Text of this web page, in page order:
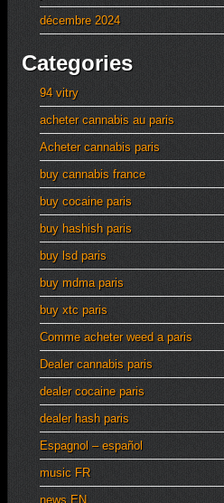
décembre 2024
Categories
94 vitry
acheter cannabis au paris
Acheter cannabis paris
buy cannabis france
buy cocaine paris
buy hashish paris
buy lsd paris
buy mdma paris
buy xtc paris
Comme acheter weed a paris
Dealer cannabis paris
dealer cocaine paris
dealer hash paris
Espagnol – español
music FR
news EN